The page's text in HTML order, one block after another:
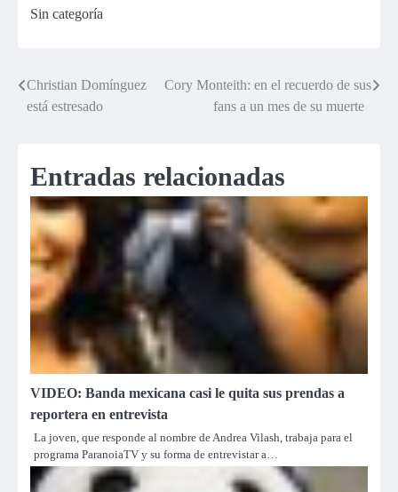
Sin categoría
Navegación
Christian Domínguez
está estresado
Cory Monteith: en el recuerdo de sus
fans a un mes de su muerte
Entradas relacionadas
VIDEO: Banda mexicana casi le quita sus prendas a
reportera en entrevista
La joven, que responde al nombre de Andrea Vilash, trabaja para el
programa ParanoiaTV y su forma de entrevistar a…